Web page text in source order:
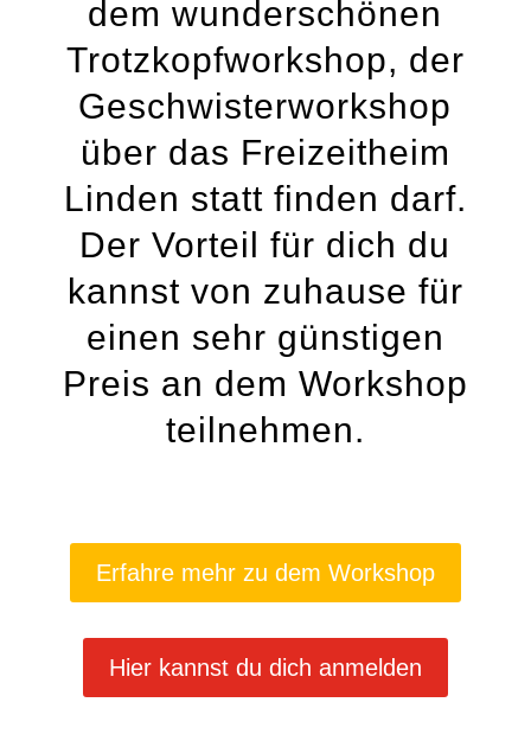
dem wunderschönen
Trotzkopfworkshop, der
Geschwisterworkshop
über das Freizeitheim
Linden statt finden darf.
Der Vorteil für dich du
kannst von zuhause für
einen sehr günstigen
Preis an dem Workshop
teilnehmen.
Erfahre mehr zu dem Workshop
Hier kannst du dich anmelden